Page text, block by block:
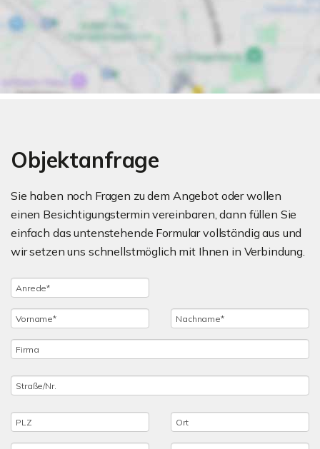
Objektanfrage
Sie haben noch Fragen zu dem Angebot oder wollen
einen Besichtigungstermin vereinbaren, dann füllen Sie
einfach das untenstehende Formular vollständig aus und
wir setzen uns schnellstmöglich mit Ihnen in Verbindung.